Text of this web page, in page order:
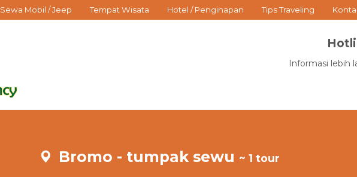
Sewa Mobil / Jeep Tempat Wisata Hotel / Penginapan Tips Traveling
Informasi lebih
Bromo - tumpak sewu ~ 1 tour